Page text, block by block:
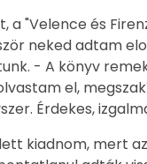
a "Velence és
neked adtam
- A könyv
el,
Érdekes,
kiadnom, mert